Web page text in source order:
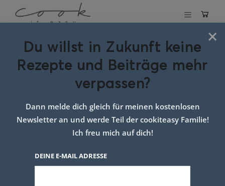
Pancake-Auflauf
20. NOVEMBER 2025
×
Du willst in Zukunft keine
Rezepte und Beiträge mehr
verpassen?
Dann melde dich gleich für meinen kostenlosen
Newsletter an und werde Teil der cookiteasy Familie!
Ich freu mich auf dich!
DEINE E-MAIL ADRESSE